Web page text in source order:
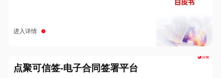
进入详情
点聚可信签-电子合同签署平台